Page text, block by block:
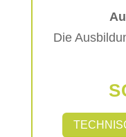
Die